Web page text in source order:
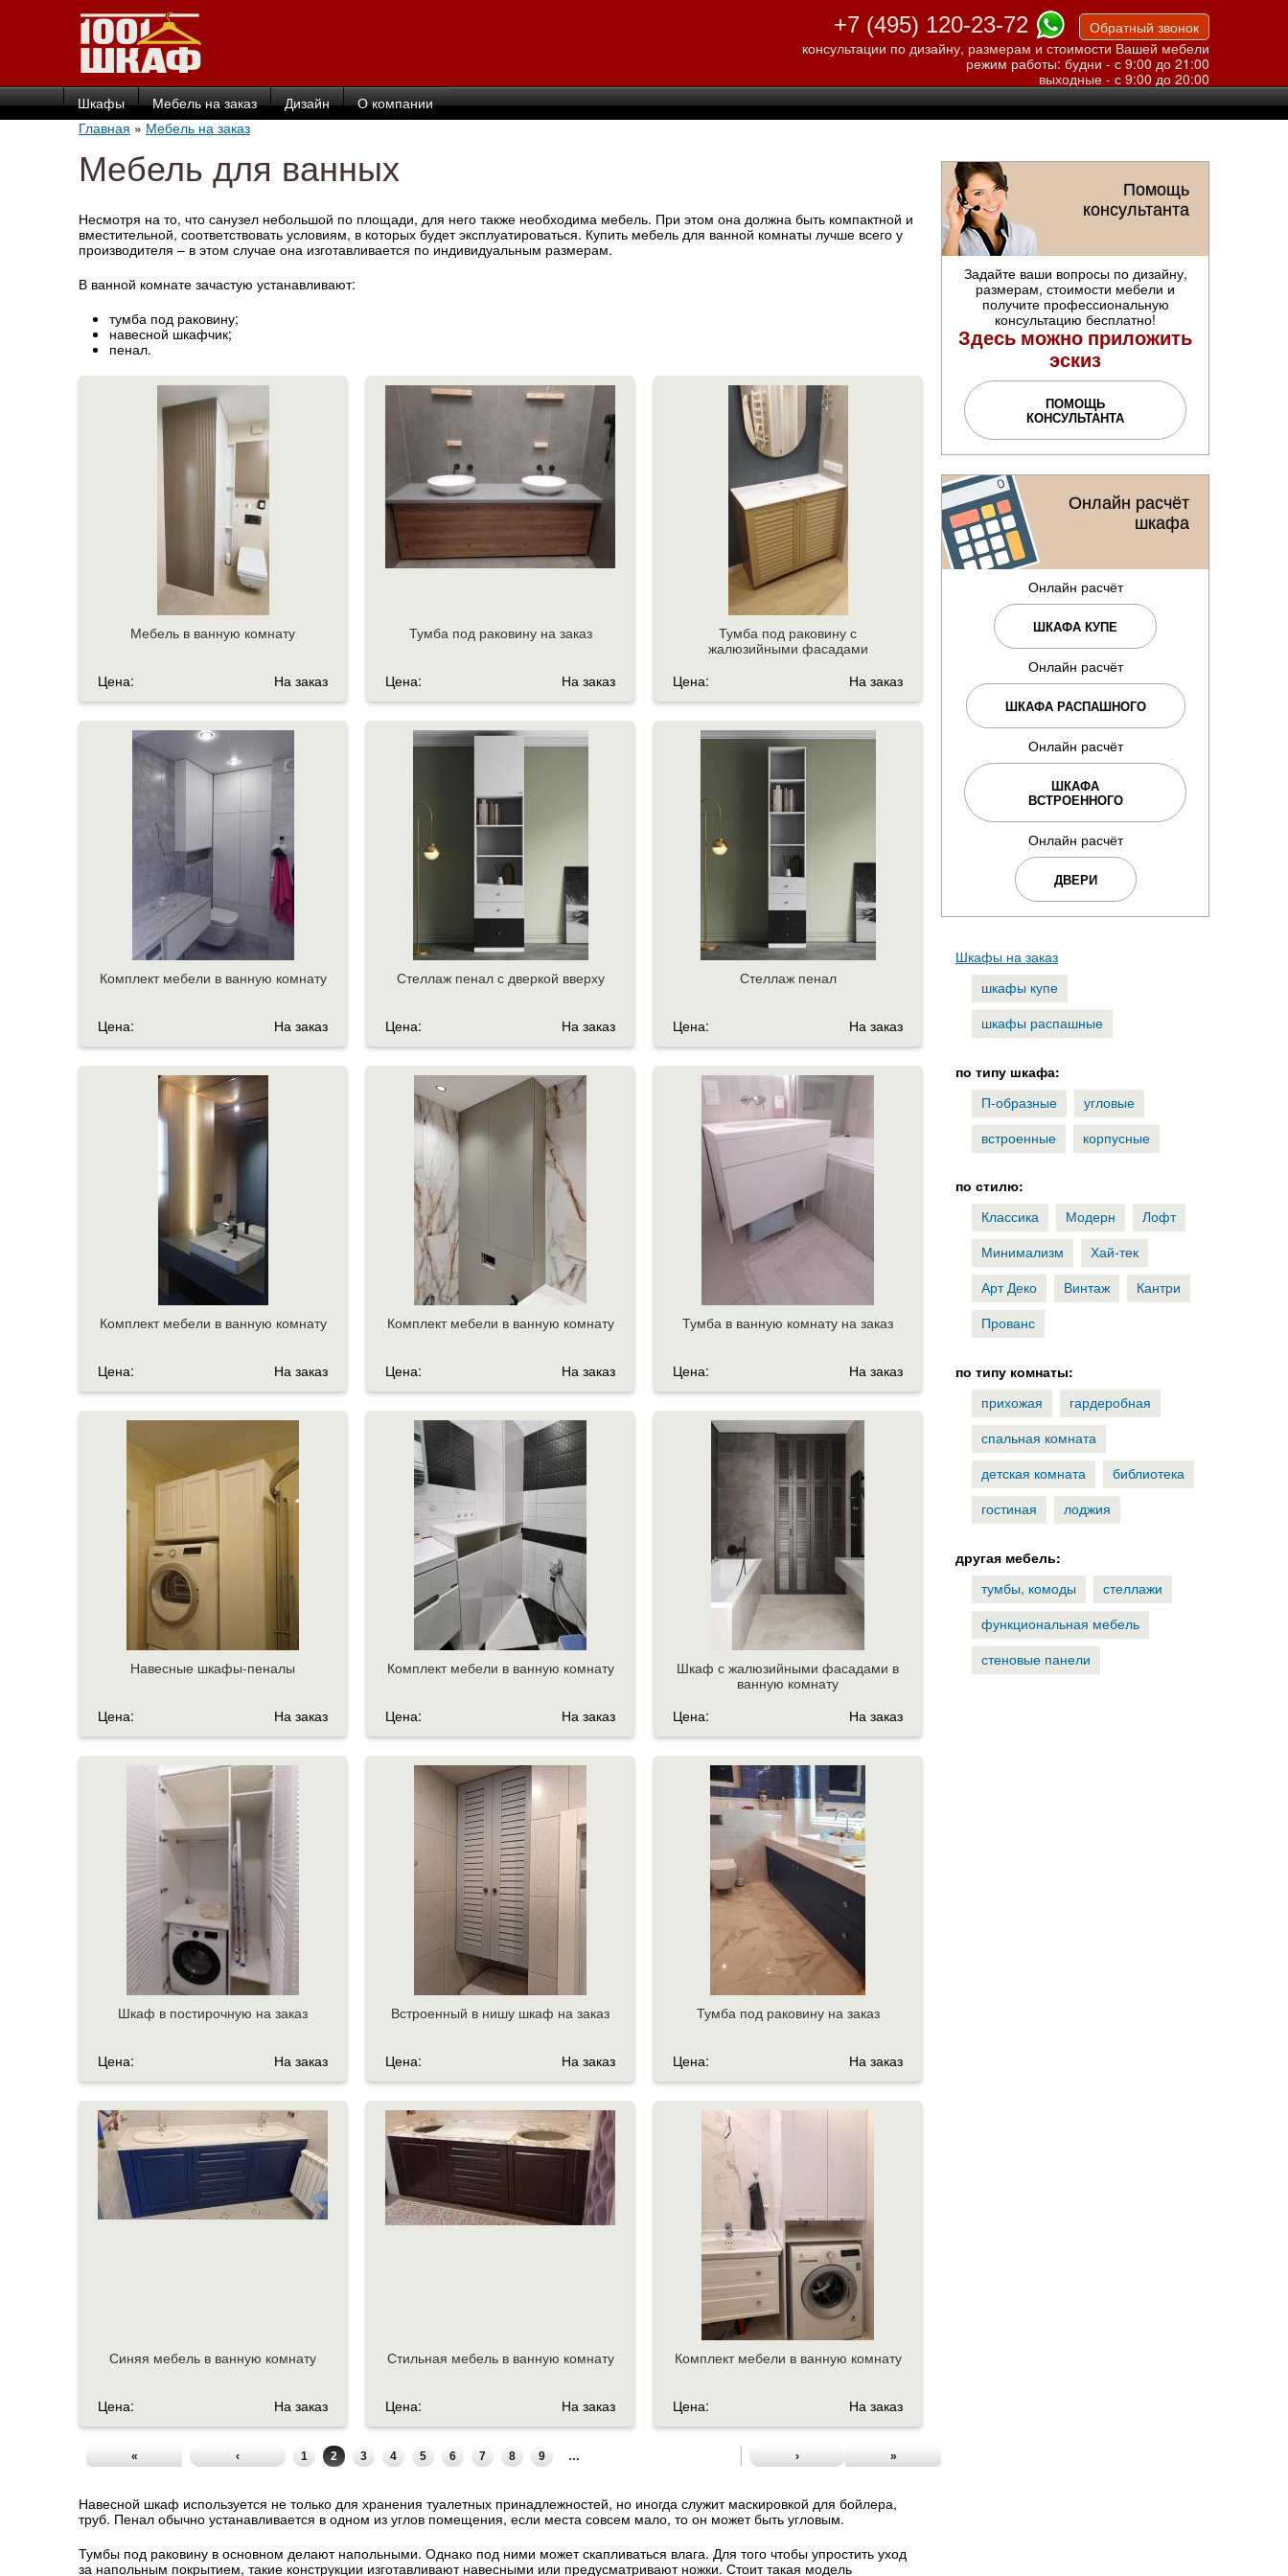
+7 (495) 120-23-72
Обратный звонок
консультации по дизайну, размерам и стоимости Вашей мебели
режим работы: будни - с 9:00 до 21:00
выходные - с 9:00 до 20:00
Шкафы Мебель на заказ Дизайн О компании
Главная » Мебель на заказ
Мебель для ванных
Несмотря на то, что санузел небольшой по площади, для него также необходима мебель. При этом она должна быть компактной и
вместительной, соответствовать условиям, в которых будет эксплуатироваться. Купить мебель для ванной комнаты лучше всего у
производителя – в этом случае она изготавливается по индивидуальным размерам.
В ванной комнате зачастую устанавливают:
тумба под раковину;
навесной шкафчик;
пенал.
Мебель в ванную комнату
Цена: На заказ
Тумба под раковину на заказ
Цена: На заказ
Тумба под раковину с
жалюзийными фасадами
Цена:
На заказ
Комплект мебели в ванную комнату
Цена: На заказ
Стеллаж пенал с дверкой вверху
Цена: На заказ
Стеллаж пенал
Цена: На заказ
Комплект мебели в ванную комнату
Цена: На заказ
Комплект мебели в ванную комнату
Цена: На заказ
Тумба в ванную комнату на заказ
Цена: На заказ
Навесные шкафы-пеналы
Цена: На заказ
Комплект мебели в ванную комнату
Цена: На заказ
Шкаф с жалюзийными фасадами в
ванную комнату
Цена:
На заказ
Шкаф в постирочную на заказ
Цена: На заказ
Встроенный в нишу шкаф на заказ
Цена: На заказ
Тумба под раковину на заказ
Цена: На заказ
Синяя мебель в ванную комнату
Цена: На заказ
Стильная мебель в ванную комнату
Цена: На заказ
Комплект мебели в ванную комнату
Цена: На заказ
« ‹ 1 2 3 4 5 6 7 8 9 … › »
Навесной шкаф используется не только для хранения туалетных принадлежностей, но иногда служит маскировкой для бойлера,
труб. Пенал обычно устанавливается в одном из углов помещения, если места совсем мало, то он может быть угловым.
Тумбы под раковину в основном делают напольными. Однако под ними может скапливаться влага. Для того чтобы упростить уход
за напольным покрытием, такие конструкции изготавливают навесными или предусматривают ножки. Стоит такая модель
Помощь
консультанта
Задайте ваши вопросы по дизайну,
размерам, стоимости мебели и
получите профессиональную
консультацию бесплатно!
Здесь можно приложить
эскиз
ПОМОЩЬ
КОНСУЛЬТАНТА
Онлайн расчёт
шкафа
Онлайн расчёт
ШКАФА КУПЕ
Онлайн расчёт
ШКАФА РАСПАШНОГО
Онлайн расчёт
ШКАФА
ВСТРОЕННОГО
Онлайн расчёт
ДВЕРИ
Шкафы на заказ
шкафы купе
шкафы распашные
по типу шкафа:
П-образные
угловые
встроенные
корпусные
по стилю:
Классика
Модерн
Лофт
Минимализм
Хай-тек
Арт Деко
Винтаж
Кантри
Прованс
по типу комнаты:
прихожая
гардеробная
спальная комната
детская комната
библиотека
гостиная
лоджия
другая мебель:
тумбы, комоды
стеллажи
функциональная мебель
стеновые панели